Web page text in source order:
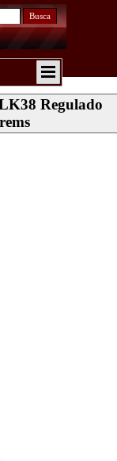
Busca
Regulado